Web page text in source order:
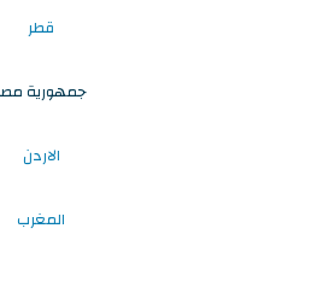
قطر
جمهورية
الاردن
المغرب